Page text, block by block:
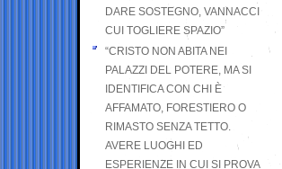
DARE SOSTEGNO, VANNACCI
CUI TOGLIERE SPAZIO”
“CRISTO NON ABITA NEI
PALAZZI DEL POTERE, MA SI
IDENTIFICA CON CHI È
AFFAMATO, FORESTIERO O
RIMASTO SENZA TETTO.
AVERE LUOGHI ED
ESPERIENZE IN CUI SI PROVA